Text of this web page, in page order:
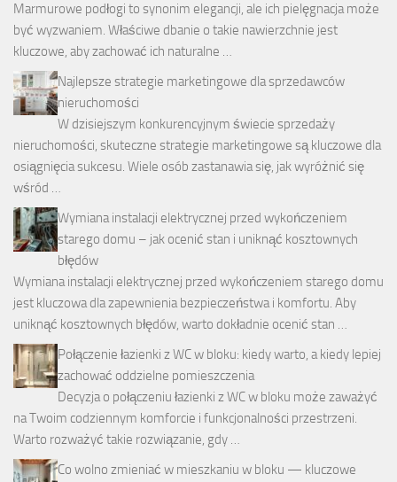
Marmurowe podłogi to synonim elegancji, ale ich pielęgnacja może
być wyzwaniem. Właściwe dbanie o takie nawierzchnie jest
kluczowe, aby zachować ich naturalne …
Najlepsze strategie marketingowe dla sprzedawców
nieruchomości
W dzisiejszym konkurencyjnym świecie sprzedaży
nieruchomości, skuteczne strategie marketingowe są kluczowe dla
osiągnięcia sukcesu. Wiele osób zastanawia się, jak wyróżnić się
wśród …
Wymiana instalacji elektrycznej przed wykończeniem
starego domu – jak ocenić stan i uniknąć kosztownych
błędów
Wymiana instalacji elektrycznej przed wykończeniem starego domu
jest kluczowa dla zapewnienia bezpieczeństwa i komfortu. Aby
uniknąć kosztownych błędów, warto dokładnie ocenić stan …
Połączenie łazienki z WC w bloku: kiedy warto, a kiedy lepiej
zachować oddzielne pomieszczenia
Decyzja o połączeniu łazienki z WC w bloku może zaważyć
na Twoim codziennym komforcie i funkcjonalności przestrzeni.
Warto rozważyć takie rozwiązanie, gdy …
Co wolno zmieniać w mieszkaniu w bloku — kluczowe